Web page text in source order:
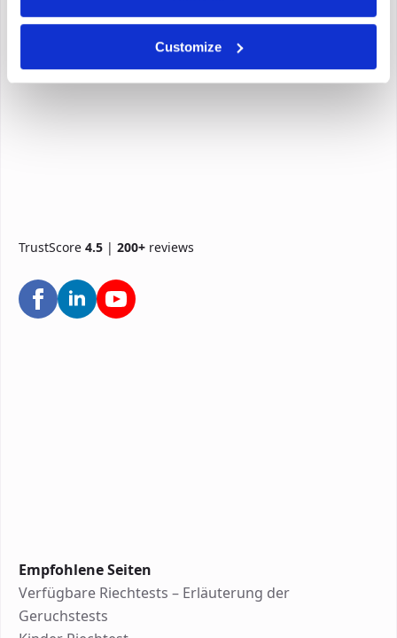
Customize
TrustScore 4.5 | 200+ reviews
Empfohlene Seiten
Verfügbare Riechtests – Erläuterung der
Geruchstests